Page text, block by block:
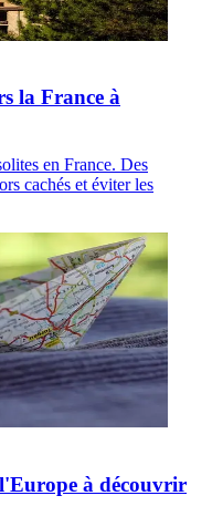
la France à
en France. Des
cachés et éviter les
à découvrir